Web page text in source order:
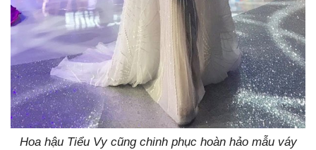
Hoa hậu Tiểu Vy cũng chinh phục hoàn hảo mẫu váy